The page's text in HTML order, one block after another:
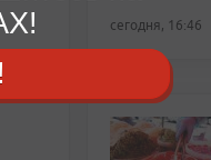
сегодня, 16:46